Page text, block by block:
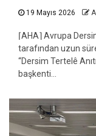
19 Mayıs 2026
⌈AHA⌉ Avrupa
tarafından uzun
“Dersim Tertelê
başkenti...